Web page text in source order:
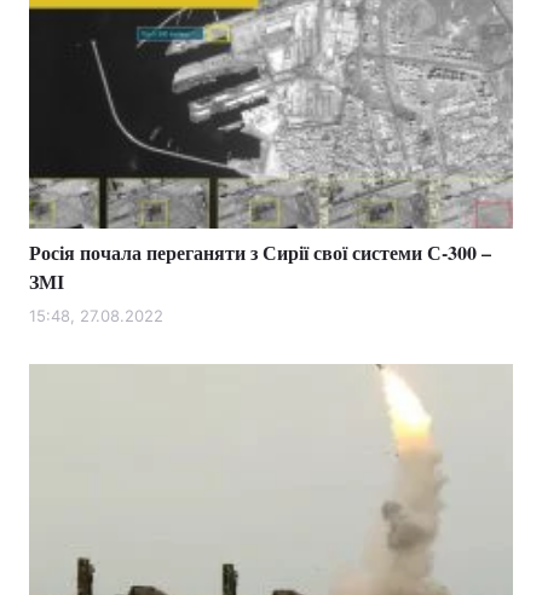
Росія почала переганяти з Сирії свої системи С-300 –
ЗМІ
15:48, 27.08.2022